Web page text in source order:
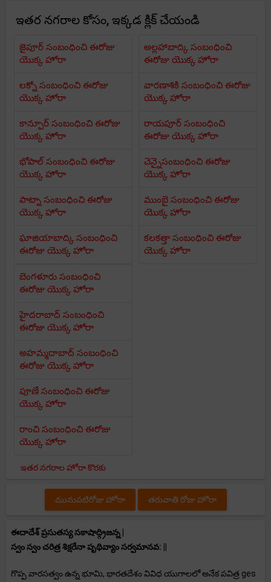
ఇతర నగరాల కోసం, ఇక్కడ క్లిక్ చేయండి
జైపూర్ సంబంధించి ఈరోజు
యొక్క హోరా
లక్నో సంబంధించి ఈరోజు
యొక్క హోరా
కాన్పూర్ సంబంధించి ఈరోజు
యొక్క హోరా
భోపాల్ సంబంధించి ఈరోజు
యొక్క హోరా
పాట్నా సంబంధించి ఈరోజు
యొక్క హోరా
ఘాజియాబాద్కి సంబంధించి
ఈరోజు యొక్క హోరా
అల్లహాబాద్కి సంబంధించి
ఈరోజు యొక్క హోరా
వారణాశికి సంబంధించి ఈరోజు
యొక్క హోరా
రాయపూర్ సంబంధించి
ఈరోజు యొక్క హోరా
చెన్నైసంబంధించి ఈరోజు
యొక్క హోరా
ముంబై సంబంధించి ఈరోజు
యొక్క హోరా
కలకత్తా సంబంధించి ఈరోజు
యొక్క హోరా
బెంగళూరు సంబంధించి
ఈరోజు యొక్క హోరా
హైదరాబాద్ సంబంధించి
ఈరోజు యొక్క హోరా
అహమ్మదాబాద్ సంబంధించి
ఈరోజు యొక్క హోరా
పూణే సంబంధించి ఈరోజు
యొక్క హోరా
రాంచి సంబంధించి ఈరోజు
యొక్క హోరా
ఇతర నగరాల హోరా కొరకు
మునుపటిరోజు హోరా తరువాతి రోజు హోరా
ఈదాదేశ్ ప్రసుతస్య సకాషాద్గ్రిజన్న |
స్వం స్వం చరిత్ర శిక్షరేనా పృథివ్యాం సర్వమానవ: ||
గొప్ప వారసత్వం ఉన్న భూమి, భారతదేశం వివిధ యుగాలలో అనేక పవిత్ర ges